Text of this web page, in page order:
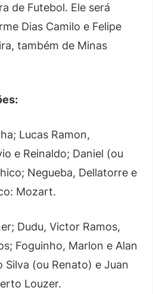
de Futebol. Ele será
Dias Camilo e Felipe
também de Minas
Lucas Ramon,
e Reinaldo; Daniel (ou
Negueba, Dellatorre e
Mozart.
Dudu, Victor Ramos,
Foguinho, Marlon e Alan
Silva (ou Renato) e Juan
Louzer.